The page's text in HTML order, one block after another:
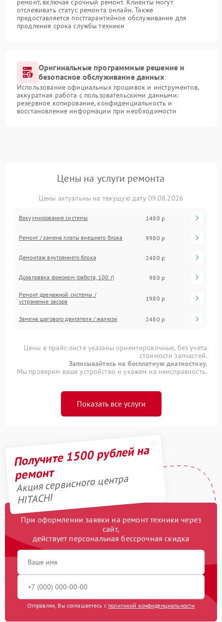
ремонт, включая срочный ремонт. Клиенты могут
отслеживать статус ремонта онлайн. Также
предоставляется постгарантийное обслуживание для
продления срока службы техники
Оригинальные программные решение и
безопасное обслуживание данных
Использование официальных прошивок и инструментов,
аккуратная работа с пользовательскими данными:
резервное копирование, конфиденциальность и
восстановление информации при необходимости
Цены на услуги ремонта
Цены актуальны на текущую дату 09.08.2026
Вакуумирование системы 1480 р
Ремонт / замена платы внешнего блока 9980 р
Демонтаж внутреннего блока 2480 р
Дозаправка фреоном (работа, 100 г) 980 р
Ремонт дренажной системы /
устранение засора
1980 р
Замена шагового двигателя / жалюзи 2480 р
Цены в прайс-листе указаны ориентировочные, без учета
стоимости запчастей.
Записывайтесь на бесплатную диагностику.
Мы проверим ваше устройство и укажем на неисправность.
Показать все услуги
Получите 1500 рублей на
ремонт
Акция сервисного центра
HITACHI
При оформлении заявки на ремонт техники через
сайт,
действует персональная бессрочная скидка
Отправляя, Вы соглашаетесь с политикой конфиденциальности